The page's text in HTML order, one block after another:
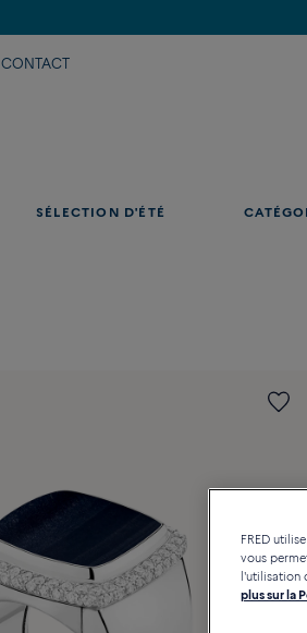
CONTACT
SÉLECTION D'ÉTÉ
FRED
vous
l'utilisation
plus sur la